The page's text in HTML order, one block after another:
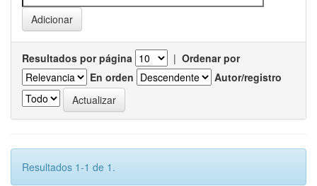
Resultados por página | Ordenar por
En orden
Autor/registro
Resultados 1-1 de 1.